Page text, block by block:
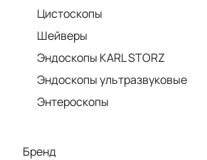
Цистоскопы
Шейверы
Эндоскопы KARL STORZ
Эндоскопы ультразвуковые
Энтероскопы
Бренд